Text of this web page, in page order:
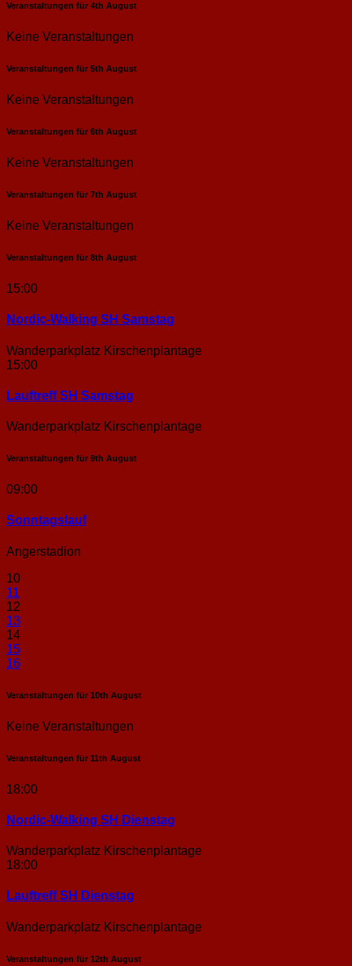
Veranstaltungen für 4th August
Keine Veranstaltungen
Veranstaltungen für 5th August
Keine Veranstaltungen
Veranstaltungen für 6th August
Keine Veranstaltungen
Veranstaltungen für 7th August
Keine Veranstaltungen
Veranstaltungen für 8th August
15:00
Nordic-Walking SH Samstag
Wanderparkplatz Kirschenplantage
15:00
Lauftreff SH Samstag
Wanderparkplatz Kirschenplantage
Veranstaltungen für 9th August
09:00
Sonntags­lauf
Angerstadion
10
11
12
13
14
15
16
Veranstaltungen für 10th August
Keine Veranstaltungen
Veranstaltungen für 11th August
18:00
Nordic-Walking SH Dienstag
Wanderparkplatz Kirschenplantage
18:00
Lauftreff SH Dienstag
Wanderparkplatz Kirschenplantage
Veranstaltungen für 12th August